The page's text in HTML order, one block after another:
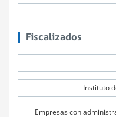
Fiscalizados
Instituto
Empresas con